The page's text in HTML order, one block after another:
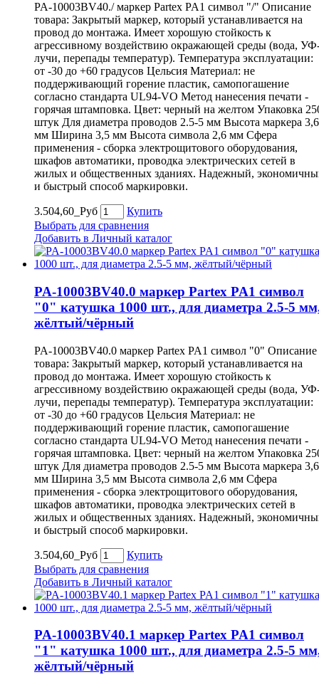
PA-10003BV40./ маркер Partex PA1 символ "/" Описание
товара: Закрытый маркер, который устанавливается на
провод до монтажа. Имеет хорошую стойкость к
агрессивному воздействию окражающей среды (вода,
лучи, перепады температур). Температура эксплуатации:
от -30 до +60 градусов Цельсия Материал: не
поддерживающий горение пластик, самопогашение
согласно стандарта UL94-VO Метод нанесения печати -
горячая штамповка. Цвет: черный на желтом Упаковка
штук Для диаметра проводов 2.5-5 мм Высота маркера 3,6
мм Ширина 3,5 мм Высота символа 2,6 мм Сфера
применения - сборка электрощитового оборудования,
шкафов автоматики, проводка электрических сетей в
жилых и общественных зданиях. Надежный,
и быстрый способ маркировки.
3.504,60_Руб
Купить
Выбрать для сравнения
Добавить в Личный каталог
PA-10003BV40.0 маркер Partex PA1 символ
"0" катушка 1000 шт., для диаметра 2.5-5
жёлтый/чёрный
PA-10003BV40.0 маркер Partex PA1 символ "0" Описание
товара: Закрытый маркер, который устанавливается на
провод до монтажа. Имеет хорошую стойкость к
агрессивному воздействию окражающей среды (вода,
лучи, перепады температур). Температура эксплуатации:
от -30 до +60 градусов Цельсия Материал: не
поддерживающий горение пластик, самопогашение
согласно стандарта UL94-VO Метод нанесения печати -
горячая штамповка. Цвет: черный на желтом Упаковка
штук Для диаметра проводов 2.5-5 мм Высота маркера 3,6
мм Ширина 3,5 мм Высота символа 2,6 мм Сфера
применения - сборка электрощитового оборудования,
шкафов автоматики, проводка электрических сетей в
жилых и общественных зданиях. Надежный,
и быстрый способ маркировки.
3.504,60_Руб
Купить
Выбрать для сравнения
Добавить в Личный каталог
PA-10003BV40.1 маркер Partex PA1 символ
"1" катушка 1000 шт., для диаметра 2.5-5
жёлтый/чёрный